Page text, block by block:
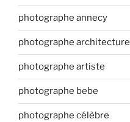
photographe annecy
photographe architecture
photographe artiste
photographe bebe
photographe célèbre